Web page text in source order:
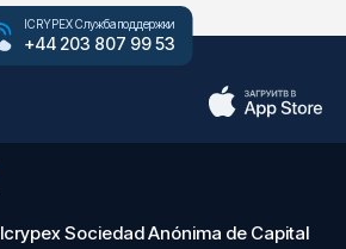
ICRYPEX Служба поддержки
+44 203 807 99 53
Sociedad Anónima de Capital